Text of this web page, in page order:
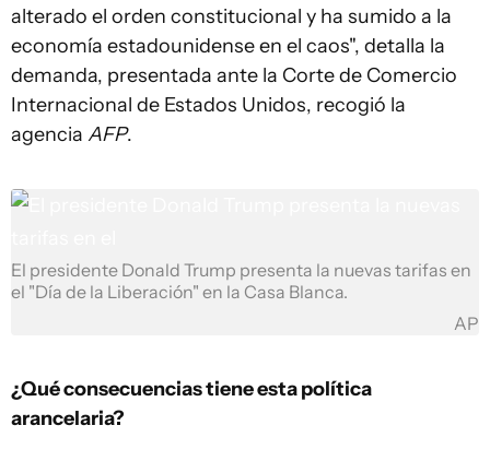
alterado el orden constitucional y ha sumido a la
economía estadounidense en el caos", detalla la
demanda, presentada ante la Corte de Comercio
Internacional de Estados Unidos, recogió la
agencia AFP.
El presidente Donald Trump presenta la nuevas tarifas en
el "Día de la Liberación" en la Casa Blanca.
AP
¿Qué consecuencias tiene esta política
arancelaria?